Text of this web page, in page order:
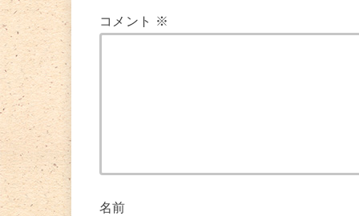
コメント ※
名前